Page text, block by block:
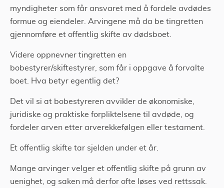
myndigheter som får ansvaret med å fordele avdødes
formue og eiendeler. Arvingene må da be tingretten
gjennomføre et offentlig skifte av dødsboet.
Videre oppnevner tingretten en
bobestyrer/skiftestyrer, som får i oppgave å forvalte
boet. Hva betyr egentlig det?
Det vil si at bobestyreren avvikler de økonomiske,
juridiske og praktiske forpliktelsene til avdøde, og
fordeler arven etter arverekkefølgen eller testament.
Et offentlig skifte tar sjelden under et år.
Mange arvinger velger et offentlig skifte på grunn av
uenighet, og saken må derfor ofte løses ved rettssak.